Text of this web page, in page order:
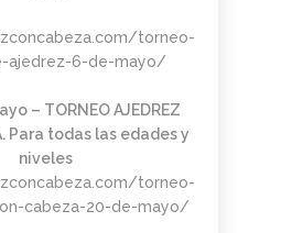
CHAMBERÍ!
MITAD DEL
SIGLO XX
2026
TORNEO
DE
PARA
TODAS
LAS
EDADES
Y
NIVELES
2026
ENTRENAMIENTO
COGNITIVO –
GENERAL
30
2026
TORNEO
PARA
30
APRENDER A
MIRAR EL
torneo-
ajedrez-6-de-mayo/
– TORNEO AJEDREZ
Para todas las edades y
niveles
torneo-
cabeza-20-de-mayo/